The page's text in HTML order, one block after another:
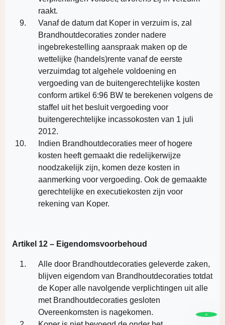
raakt.
Vanaf de datum dat Koper in verzuim is, zal
Brandhoutdecoraties zonder nadere
ingebrekestelling aanspraak maken op de
wettelijke (handels)rente vanaf de eerste
verzuimdag tot algehele voldoening en
vergoeding van de buitengerechtelijke kosten
conform artikel 6:96 BW te berekenen volgens de
staffel uit het besluit vergoeding voor
buitengerechtelijke incassokosten van 1 juli
2012.
Indien Brandhoutdecoraties meer of hogere
kosten heeft gemaakt die redelijkerwijze
noodzakelijk zijn, komen deze kosten in
aanmerking voor vergoeding. Ook de gemaakte
gerechtelijke en executiekosten zijn voor
rekening van Koper.
Artikel 12 – Eigendomsvoorbehoud
Alle door Brandhoutdecoraties geleverde zaken,
blijven eigendom van Brandhoutdecoraties totdat
de Koper alle navolgende verplichtingen uit alle
met Brandhoutdecoraties gesloten
Overeenkomsten is nagekomen.